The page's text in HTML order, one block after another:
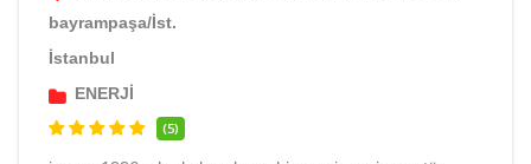
bayrampaşa/İst.
İstanbul
ENERJİ
(5)